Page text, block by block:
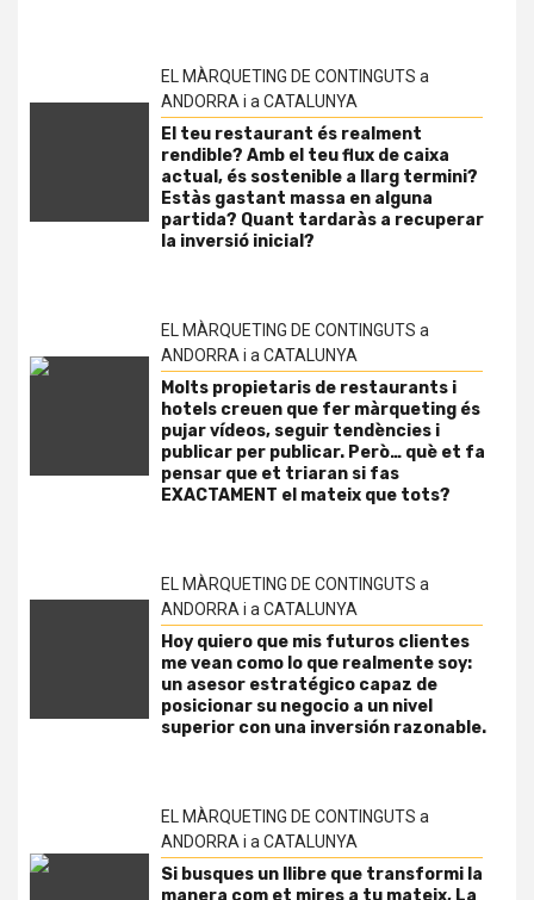
EL MÀRQUETING DE CONTINGUTS a
ANDORRA i a CATALUNYA
El teu restaurant és realment
rendible? Amb el teu flux de caixa
actual, és sostenible a llarg termini?
Estàs gastant massa en alguna
partida? Quant tardaràs a recuperar
la inversió inicial?
EL MÀRQUETING DE CONTINGUTS a
ANDORRA i a CATALUNYA
Molts propietaris de restaurants i
hotels creuen que fer màrqueting és
pujar vídeos, seguir tendències i
publicar per publicar. Però… què et fa
pensar que et triaran si fas
EXACTAMENT el mateix que tots?
EL MÀRQUETING DE CONTINGUTS a
ANDORRA i a CATALUNYA
Hoy quiero que mis futuros clientes
me vean como lo que realmente soy:
un asesor estratégico capaz de
posicionar su negocio a un nivel
superior con una inversión razonable.
EL MÀRQUETING DE CONTINGUTS a
ANDORRA i a CATALUNYA
Si busques un llibre que transformi la